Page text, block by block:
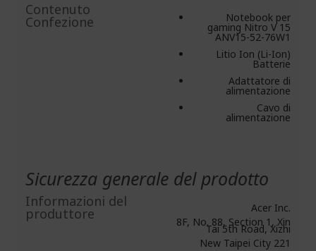
Contenuto
Confezione Notebook per
gaming Nitro V 15
ANV15-52-76W1
Litio Ion (Li-Ion)
Batterie
Adattatore di
alimentazione
Cavo di
alimentazione
Sicurezza generale del prodotto
Informazioni del
produttore
Acer Inc.
8F, No. 88, Section 1, Xin
Tai 5th Road, Xizhi
New Taipei City 221